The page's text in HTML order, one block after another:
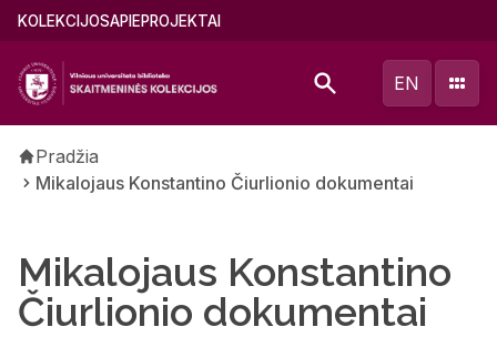
Pereiti
pagrindinį
turinį
Main
(lithuanian)
KOLEKCIJOSAPIEPROJEKTAI
EN
Kelias
Pradžia
Mikalojaus Konstantino Čiurlionio dokumentai
Mikalojaus Konstantino
Čiurlionio dokumentai